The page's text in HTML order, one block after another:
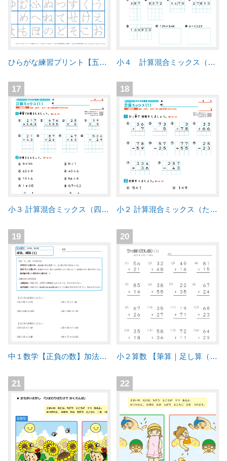
ひらがな練習プリント【五十音】 小４ 計算混合ミックス（四則計算）練習問題プリント
17
小３ 計算混合ミックス（四則計算）練習問題プリント
18
小２ 計算混合ミックス（たし算・ひき算・かけ算）練習問題プリント
19
中１数学【正負の数】加法、減法 問題プリント
20
小２算数 【筆算｜足し算（2桁の筆算）】
21 22